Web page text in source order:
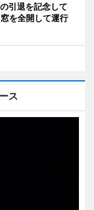
引退を記念して
を全開して運行
ス